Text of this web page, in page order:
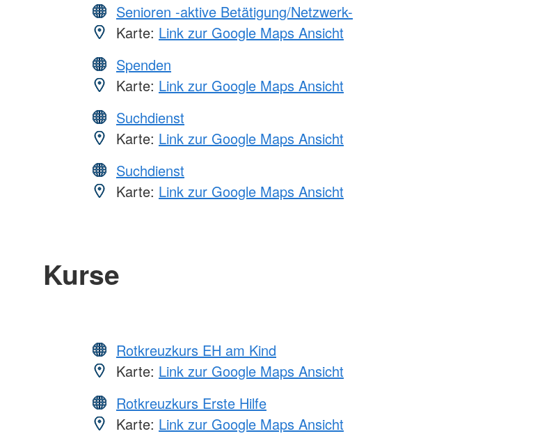
Senioren -aktive Betätigung/Netzwerk-
Karte: Link zur Google Maps Ansicht
Spenden
Karte: Link zur Google Maps Ansicht
Suchdienst
Karte: Link zur Google Maps Ansicht
Suchdienst
Karte: Link zur Google Maps Ansicht
Kurse
Rotkreuzkurs EH am Kind
Karte: Link zur Google Maps Ansicht
Rotkreuzkurs Erste Hilfe
Karte: Link zur Google Maps Ansicht